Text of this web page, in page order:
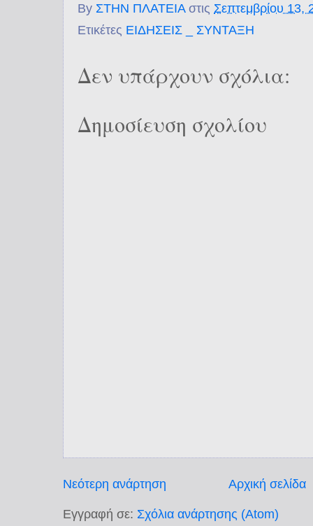
By ΣΤΗΝ ΠΛΑΤΕΙΑ στις Σεπτεμβρίου 13,
Ετικέτες ΕΙΔΗΣΕΙΣ _ ΣΥΝΤΑΞΗ
Δεν υπάρχουν σχόλια:
Δημοσίευση σχολίου
Νεότερη ανάρτηση Αρχική σελίδα
Εγγραφή σε: Σχόλια ανάρτησης (Atom)